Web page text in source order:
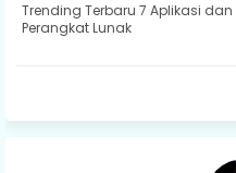
Trending Terbaru 7 Aplikasi dan
Perangkat Lunak